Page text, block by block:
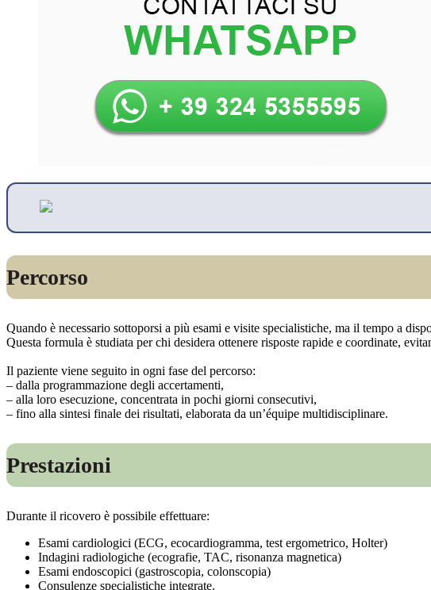
Percorso
Quando è necessario sottoporsi a più esami e visite specialistiche, ma il tempo a
Questa formula è studiata per chi desidera ottenere risposte rapide e coordinate,
Il paziente viene seguito in ogni fase del percorso:
– dalla programmazione degli accertamenti,
– alla loro esecuzione, concentrata in pochi giorni consecutivi,
– fino alla sintesi finale dei risultati, elaborata da un’équipe multidisciplinare.
Prestazioni
Durante il ricovero è possibile effettuare:
Esami cardiologici (ECG, ecocardiogramma, test ergometrico, Holter)
Indagini radiologiche (ecografie, TAC, risonanza magnetica)
Esami endoscopici (gastroscopia, colonscopia)
Consulenze specialistiche integrate.